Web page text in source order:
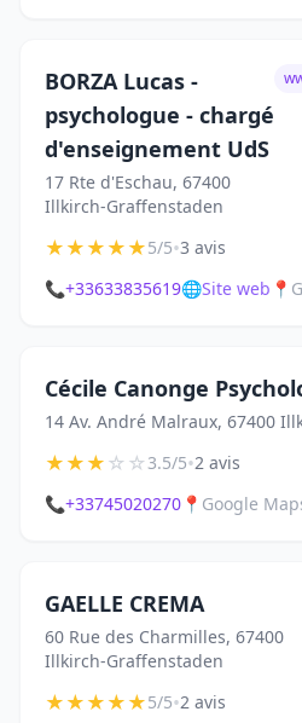
BORZA Lucas -
psychologue - chargé
d'enseignement UdS
17 Rte d'Eschau, 67400
Illkirch-Graffenstaden
★★★★★5/5•3 avis
📞+33633835619🌐Site web 📍
Cécile Canonge
14 Av. André Malraux, 67400
★★★☆☆3.5/5•2 avis
📞+33745020270 📍 Google
GAELLE CREMA
60 Rue des Charmilles, 67400
Illkirch-Graffenstaden
★★★★★5/5•2 avis